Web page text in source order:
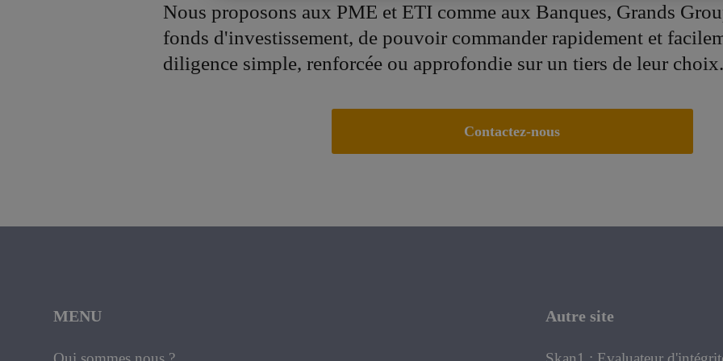
Nous proposons aux PME et ETI comme aux Banques, Grands
fonds d'investissement, de pouvoir commander rapidement et
diligence simple, renforcée ou approfondie sur un tiers de leur choix.
Contactez-nous
MENU Autre site